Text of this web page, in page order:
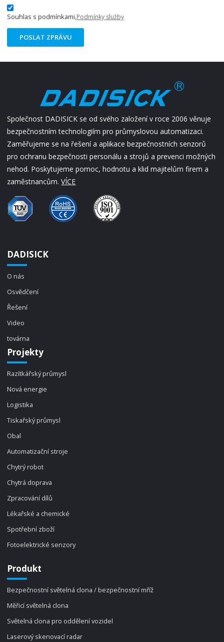
Souhlas s podmínkami,Podmínky služby
POSLAT ZPRÁVU
Společnost DADISICK se od svého založení v roce 2006 věnuje
bezpečnostním technologiím pro průmyslovou automatizaci.
Zaměřujeme se na řešení a aplikace bezpečnostních senzorů
pro ochranu bezpečnosti personálu a strojů a prevenci možných
nehod. Poskytujeme pomoc, hodnotu a klid majitelům firem a
zaměstnancům.VÍCE
DADISICK
O nás
Osvědčení
Řešení
Video
továrna
Projekty
Razítkářský průmysl
Nová energie
Logistika
Tiskařský průmysl
Obal
Automatizační stroje
Chytrý robot
Chytrá doprava
Zpracování dílů
Lékařské a chemické
Spotřební zboží
Fotoelektrické senzory
Produkt
Bezpečnostní světelná clona / bezpečnostní mříž
Měřicí světelná clona
Světelná clona pro oddělení vozidel
Laserový skenovací radar